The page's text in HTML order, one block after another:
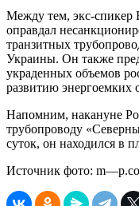
Между тем, экс-спикер
оправдал
транзитных
Украины. Он также
украденных объемов
развитию энергоемких
Напомним, накануне
трубопроводу
суток, он находился в
Источник фото: